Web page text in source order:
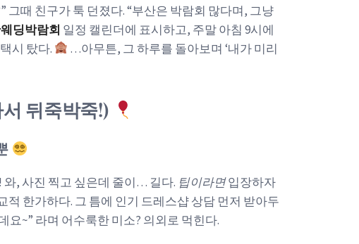
그때 친구가 툭 던졌다. “부산은 박람회 많다며, 그냥
딩박람회 일정 캘린더에 표시하고, 주말 아침 9시에
시 탔다.
…아무튼, 그 하루를 돌아보며 ‘내가 미리
서 뒤죽박죽!)
, 사진 찍고 싶은데 줄이… 길다. 팁이라면입장하자
적 한가하다. 그 틈에 인기 드레스샵 상담 먼저 받아두
요~” 라며 어수룩한 미소? 의외로 먹힌다.